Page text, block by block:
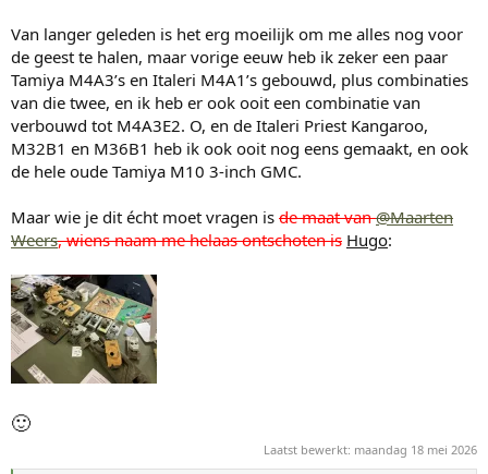
Van langer geleden is het erg moeilijk om me alles nog voor
de geest te halen, maar vorige eeuw heb ik zeker een paar
Tamiya M4A3’s en Italeri M4A1’s gebouwd, plus combinaties
van die twee, en ik heb er ook ooit een combinatie van
verbouwd tot M4A3E2. O, en de Italeri Priest Kangaroo,
M32B1 en M36B1 heb ik ook ooit nog eens gemaakt, en ook
de hele oude Tamiya M10 3-inch GMC.
Maar wie je dit écht moet vragen is de maat van@Maarten
Weers, wiens naam me helaas ontschoten is Hugo:
🙂
Laatst bewerkt: maandag 18 mei 2026